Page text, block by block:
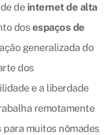
de internet de alta
dos espaços de
generalizada do
dos
e a liberdade
remotamente
para muitos nômades